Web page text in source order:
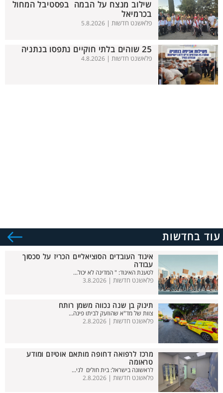
שילוב מנצח על הבמה בפסטיבל המחול
בכרמיאל
פלאשנט חדשות | 5.8.2026
25 שוהים בלתי חוקיים נתפסו בנתניה
פלאשנט חדשות | 4.8.2026
עוד בחדשות
איגוד העובדים הסוציאליים הכריז על סכסוך
עבודה
לטענת האיגוד: " המדינה לא יכול...
פלאשנט חדשות | 3.8.2026
תינוק בן שנה נכווה משמן רותח
צוות של מד"א שהוזעק לביתו פינה...
פלאשנט חדשות | 2.8.2026
מרכז לרפואה דחופה מותאם אוטיזם ומודע
טראומה
לראשונה בישראל: בית חולים לני...
פלאשנט חדשות | 2.8.2026